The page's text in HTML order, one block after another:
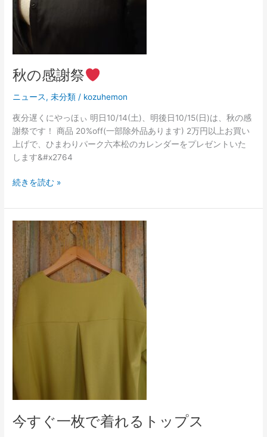
秋の感謝祭
ニュース,未分類 / kozuhemon
夜分遅くにやっほぃ 明日10/14(土)、明後日10/15(日)は、秋の感
謝祭です！ 商品 20%off(一部除外品あります) 2万円以上お買い
上げで、ひまわりパーク六本松のカレンダーをプレゼントいた
します&#x2764
続きを読む »
今すぐ一枚で着れるトップス
今
す
一
枚
で
着
れ
ス